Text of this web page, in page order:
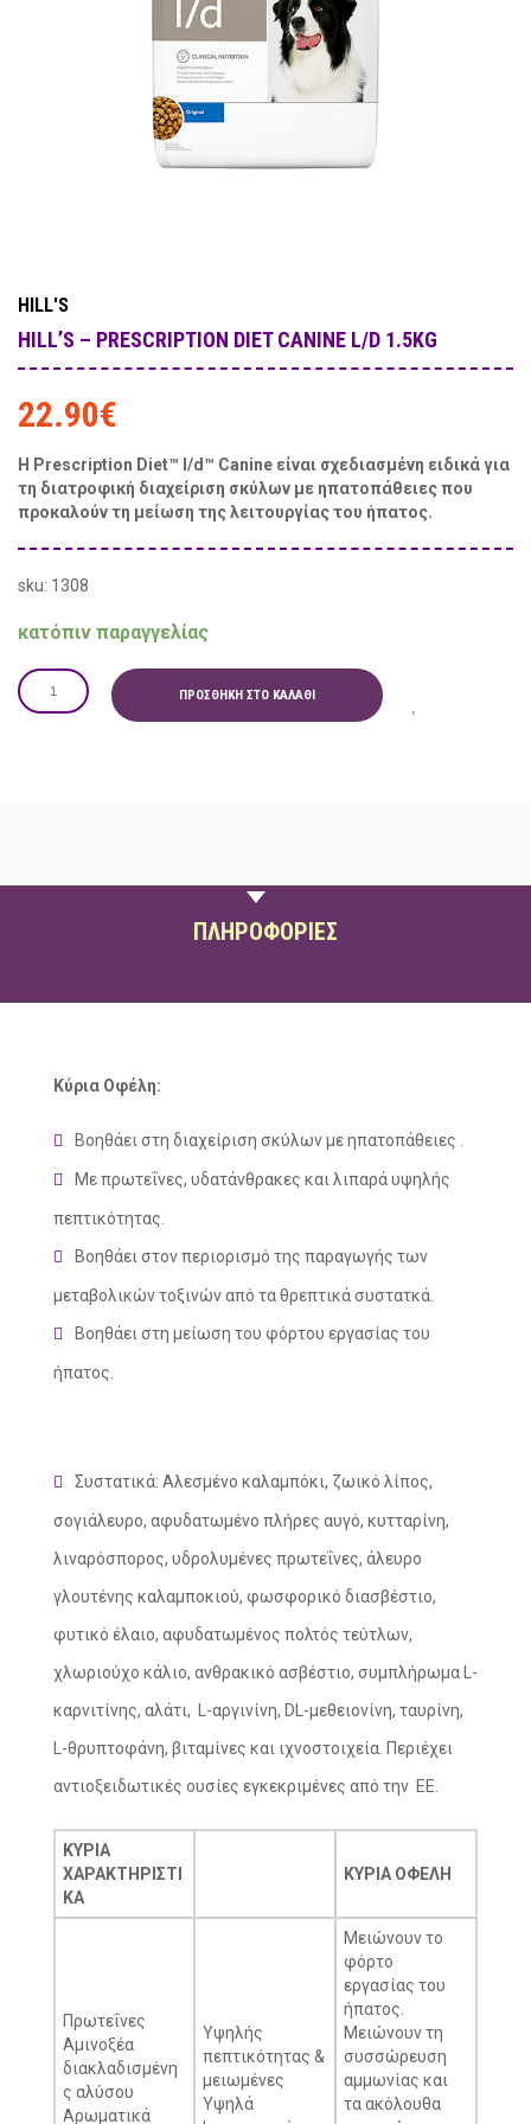
HILL'S
HILL’S – PRESCRIPTION DIET CANINE L/D 1.5KG
22.90€
Η Prescription Diet™ l/d™ Canine είναι σχεδιασμένη ειδικά για
τη διατροφική διαχείριση σκύλων με ηπατοπάθειες που
προκαλούν τη μείωση της λειτουργίας του ήπατος.
sku: 1308
κατόπιν παραγγελίας
ΠΡΟΣΘΉΚΗ ΣΤΟ ΚΑΛΆΘΙ
ΠΛΗΡΟΦΟΡΙΕΣ
Κύρια Οφέλη:
Βοηθάει στη διαχείριση σκύλων με ηπατοπάθειες .
Με πρωτεΐνες, υδατάνθρακες και λιπαρά υψηλής
πεπτικότητας.
Βοηθάει στον περιορισμό της παραγωγής των
μεταβολικών τοξινών από τα θρεπτικά συστατκά.
Βοηθάει στη μείωση του φόρτου εργασίας του
ήπατος.
Συστατικά: Αλεσμένο καλαμπόκι, ζωικό λίπος,
σογιάλευρο, αφυδατωμένο πλήρες αυγό, κυτταρίνη,
λιναρόσπορος, υδρολυμένες πρωτεΐνες, άλευρο
γλουτένης καλαμποκιού, φωσφορικό διασβέστιο,
φυτικό έλαιο, αφυδατωμένος πολτός τεύτλων,
χλωριούχο κάλιο, ανθρακικό ασβέστιο, συμπλήρωμα L-
καρνιτίνης, αλάτι, L-αργινίνη, DL-μεθειονίνη, ταυρίνη,
L-θρυπτοφάνη, βιταμίνες και ιχνοστοιχεία. Περιέχει
αντιοξειδωτικές ουσίες εγκεκριμένες από την EΕ.
ΚΥΡΙΑ
ΧΑΡΑΚΤΗΡΙΣΤΙ
ΚΑ
ΚΥΡΙΑ ΟΦΕΛΗ
Πρωτεΐνες
Αμινοξέα
διακλαδισμένη
ς αλύσου
Αρωματικά
Υψηλής
πεπτικότητας &
μειωμένες
Υψηλά
Μειώνουν το
φόρτο
εργασίας του
ήπατος.
Μειώνουν τη
συσσώρευση
αμμωνίας και
τα ακόλουθα